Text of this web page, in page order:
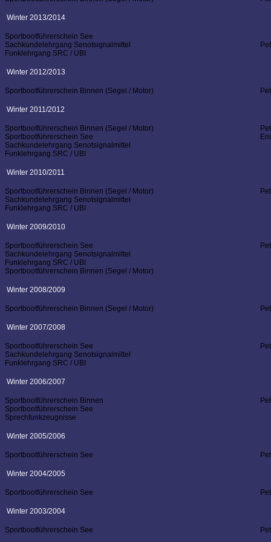
Winter 2013/2014
Sportbootführerschein See
Sachkundelehrgang Senotsignalmittel
Funklehrgang SRC / UBI
Winter 2012/2013
Sportbootführerschein Binnen (Segel / Motor)
Winter 2011/2012
Sportbootführerschein Binnen (Segel / Motor)
Sportbootführerschein See
Sachkundelehrgang Senotsignalmittel
Funklehrgang SRC / UBI
Winter 2010/2011
Sportbootführerschein Binnen (Segel / Motor)
Sachkundelehrgang Senotsignalmittel
Funklehrgang SRC / UBI
Winter 2009/2010
Sportbootführerschein See
Sachkundelehrgang Senotsignalmittel
Funklehrgang SRC / UBI
Sportbootführerschein Binnen (Segel / Motor)
Winter 2008/2009
Sportbootführerschein Binnen (Segel / Motor)
Winter 2007/2008
Sportbootführerschein See
Sachkundelehrgang Senotsignalmittel
Funklehrgang SRC / UBI
Winter 2006/2007
Sportbootführerschein Binnen
Sportbootführerschein See
Sprechfunkzeugnisse
Winter 2005/2006
Sportbootführerschein See
Winter 2004/2005
Sportbootführerschein See
Winter 2003/2004
Sportbootführerschein See